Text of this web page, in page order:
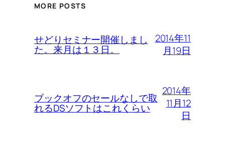
MORE POSTS
せどりセミナー開催しまし
た。来月は１３日。
2014年11
月19日
ブックオフのセールなしで取
れるDSソフトはこれくらい
2014年
11月12
日